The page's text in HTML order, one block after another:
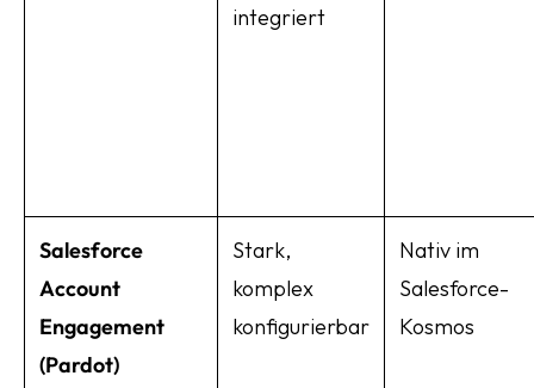
integriert
Salesforce
Account
Engagement
(Pardot)
Stark,
komplex
konfigurierbar
Nativ im
Salesforce-
Kosmos